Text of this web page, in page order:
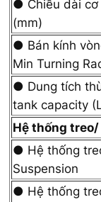
● Chiều dài cơ
(mm)
● Bán kính
Min Turning
● Dung tích
tank capacity
Hệ thống
● Hệ thống
Suspension
● Hệ thống